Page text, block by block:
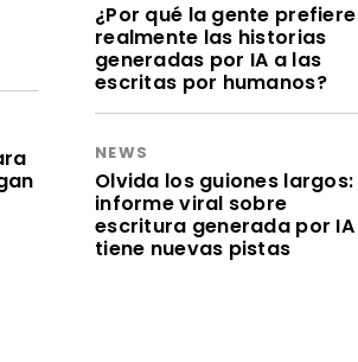
¿Por qué la gente prefiere
realmente las historias
generadas por IA a las
escritas por humanos?
NEWS
Olvida los guiones largos:
informe viral sobre
escritura generada por IA
tiene nuevas pistas